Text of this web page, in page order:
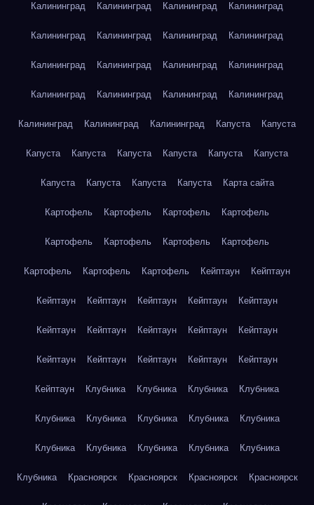
Калининград Калининград Калининград Калининград
Калининград Калининград Калининград Калининград
Калининград Калининград Калининград Калининград
Калининград Калининград Калининград Калининград
Калининград Калининград Калининград Капуста Капуста
Капуста Капуста Капуста Капуста Капуста Капуста
Капуста Капуста Капуста Капуста Карта сайта
Картофель Картофель Картофель Картофель
Картофель Картофель Картофель Картофель
Картофель Картофель Картофель Кейптаун Кейптаун
Кейптаун Кейптаун Кейптаун Кейптаун Кейптаун
Кейптаун Кейптаун Кейптаун Кейптаун Кейптаун
Кейптаун Кейптаун Кейптаун Кейптаун Кейптаун
Кейптаун Клубника Клубника Клубника Клубника
Клубника Клубника Клубника Клубника Клубника
Клубника Клубника Клубника Клубника Клубника
Клубника Красноярск Красноярск Красноярск Красноярск